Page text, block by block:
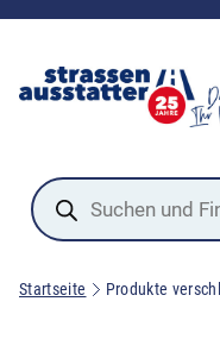
Products
search
Startseite Produkte